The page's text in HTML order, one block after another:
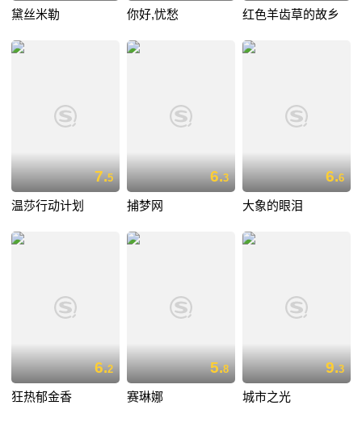
黛丝米勒 你好,忧愁 红色羊齿草的故乡
7.5
温莎行动计划
6.3
捕梦网
6.6
大象的眼泪
6.2
狂热郁金香
5.8
赛琳娜
9.3
城市之光